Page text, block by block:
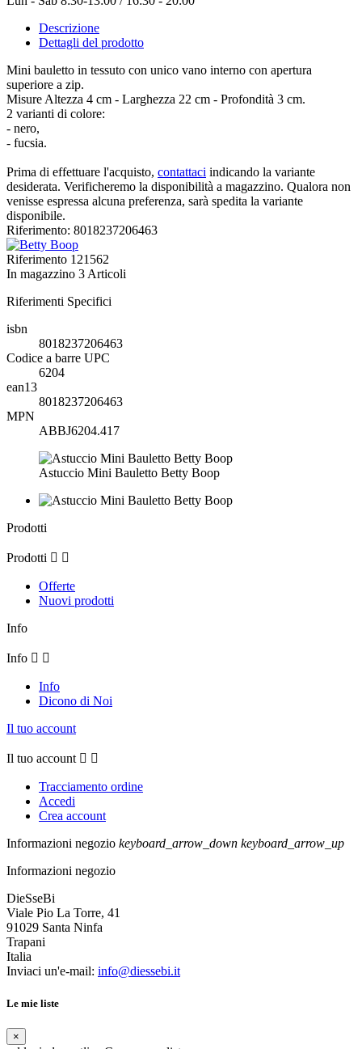
Descrizione
Dettagli del prodotto
Mini bauletto in tessuto con unico vano interno con apertura
superiore a zip.
Misure Altezza 4 cm - Larghezza 22 cm - Profondità 3 cm.
2 varianti di colore:
- nero,
- fucsia.
Prima di effettuare l'acquisto, contattaci indicando la variante
desiderata. Verificheremo la disponibilità a magazzino. Qualora non
venisse espressa alcuna preferenza, sarà spedita la variante
disponibile.
Riferimento: 8018237206463
Riferimento 121562
In magazzino 3 Articoli
Riferimenti Specifici
isbn
8018237206463
Codice a barre UPC
6204
ean13
8018237206463
MPN
ABBJ6204.417
Astuccio Mini Bauletto Betty Boop
Prodotti
Prodotti  
Offerte
Nuovi prodotti
Info
Info  
Info
Dicono di Noi
Il tuo account
Il tuo account  
Tracciamento ordine
Accedi
Crea account
Informazioni negozio keyboard_arrow_down keyboard_arrow_up
Informazioni negozio
DieSseBi
Viale Pio La Torre, 41
91029 Santa Ninfa
Trapani
Italia
Inviaci un'e-mail: info@diessebi.it
Le mie liste
×